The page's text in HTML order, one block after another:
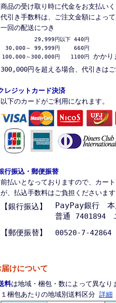
商品の受け取り時に代金をお支払いく
代引き手数料は、ご注文金額によって
一回の配送につき
          29,999円以下 440円
30,000～ 99,999円　　 660円
100,000～300,000円　　1100円
かかり
300,000円を超える場合、代引きはご
レジットカード決済
以下のカードがご利用になれます。
行振込・郵便振替
前払いとなっておりますので、カー
が、払込手数料はご負担くださいま
【銀行振込】 PayPay銀行 本
普通 7401894
【郵便振替】
00520-7-42864
けについて
料は地域・梱包・数によって異なり
１梱包あたりの地域別送料区分 詳細